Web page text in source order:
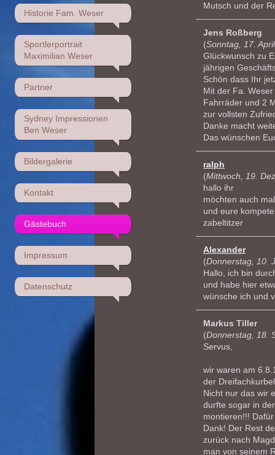
Historie Fam. Weser
Sportlerportrait
Maximilian Weser
Partner
Sydney Impressionen
Ben Weser
Bildergalerie
Kontakt
Gästebuch
Impressum
Datenschutz
Mutsch und der
Jens Roßberg
(Sonntag, 17.
Glückwunsch zu
jährigen
Schön dass Ihr
Mit der Fa.
Fahrräder und 2
zur vollsten
Danke macht
Das wünschen
ralph
(Mittwoch, 19.
hallo ihr
möchten auch
und eure
zabeltitzer
Alexander
(Donnerstag, 10.
Hallo, ich bin
und habe hier
wünsche ich und
Markus Tiller
(Donnerstag, 18.
Servus,
wir waren am
der
Nicht nur das wir
durfte sogar in
montieren!!!
Dank! Der Rest
zurück nach
man von seinem